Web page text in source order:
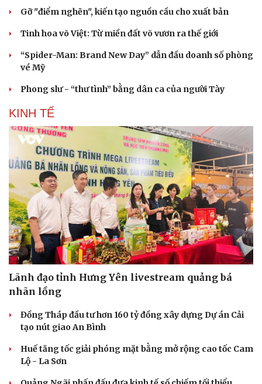
Gỡ "điểm nghẽn", kiến tạo nguồn cầu cho xuất bản
Tinh hoa võ Việt: Từ miền đất võ vươn ra thế giới
“Spider-Man: Brand New Day” dẫn đầu doanh số phòng
vé Mỹ
Phong slư - “thư tình” bằng dân ca của người Tày
KINH TẾ
Lãnh đạo tỉnh Hưng Yên livestream quảng bá
nhãn lồng
Đồng Tháp đầu tư hơn 160 tỷ đồng xây dựng Dự án Cải
tạo nút giao An Bình
Huế tăng tốc giải phóng mặt bằng mở rộng cao tốc Cam
Lộ - La Sơn